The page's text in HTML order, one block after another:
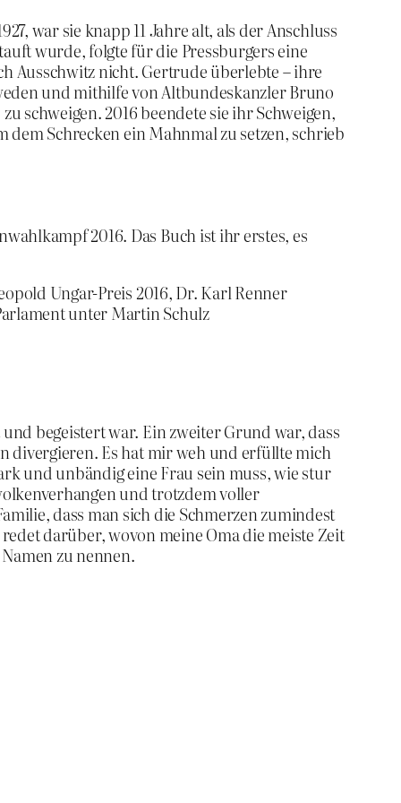
war sie knapp 11 Jahre alt, als der Anschluss
wurde, folgte für die Pressburgers eine
Ausschwitz nicht. Gertrude überlebte – ihre
und mithilfe von Altbundeskanzler Bruno
schweigen. 2016 beendete sie ihr Schweigen,
Schrecken ein Mahnmal zu setzen, schrieb
2016. Das Buch ist ihr erstes, es
Ungar-Preis 2016, Dr. Karl Renner
unter Martin Schulz
begeistert war. Ein zweiter Grund war, dass
divergieren. Es hat mir weh und erfüllte mich
und unbändig eine Frau sein muss, wie stur
und trotzdem voller
dass man sich die Schmerzen zumindest
darüber, wovon meine Oma die meiste Zeit
zu nennen.